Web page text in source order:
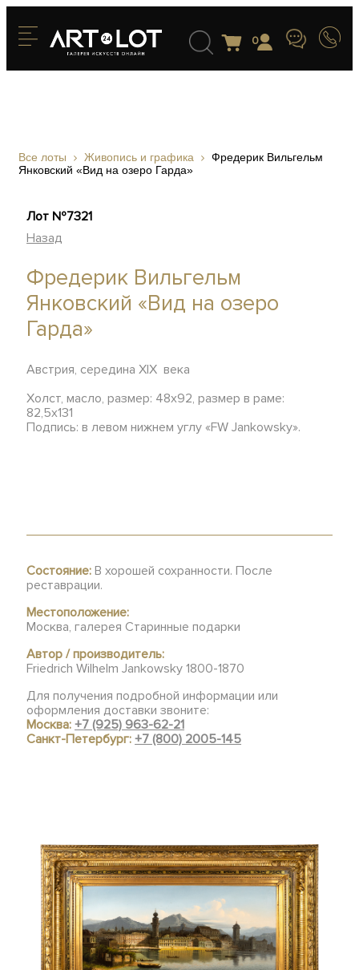
0
Все лоты Живопись и графика
Фредерик Вильгельм
Янковский «Вид на озеро Гарда»
Лот №7321
Назад
Фредерик Вильгельм
Янковский «Вид на озеро
Гарда»
Австрия, середина XIX века
Холст, масло, размер: 48х92, размер в раме:
82,5х131
Подпись: в левом нижнем углу «FW Jankowsky».
Состояние: В хорошей сохранности. После
реставрации.
Местоположение:
Москва, галерея Старинные подарки
Автор / производитель:
Friedrich Wilhelm Jankowsky 1800-1870
Для получения подробной информации или
оформления доставки звоните:
Москва:+7 (925) 963-62-21
Санкт-Петербург:+7 (800) 2005-145